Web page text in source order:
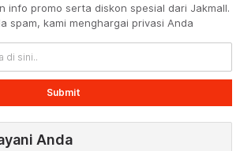
info promo serta diskon spesial dari Jakmall.
spam, kami menghargai privasi Anda
Submit
Anda